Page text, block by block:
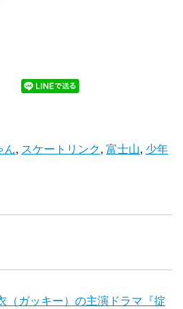
ん, スケートリンク, 富士山, 少年
（ガッキー）の主演ドラマ『掟